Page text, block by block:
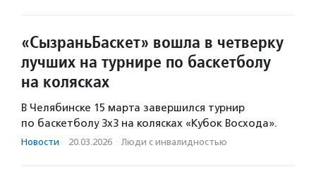
«СызраньБаскет» вошла в четверку
лучших на турнире по баскетболу
на колясках
В Челябинске 15 марта завершился турнир
по баскетболу 3х3 на колясках «Кубок Восхода».
Новости · 20.03.2026 · Люди с инвалидностью